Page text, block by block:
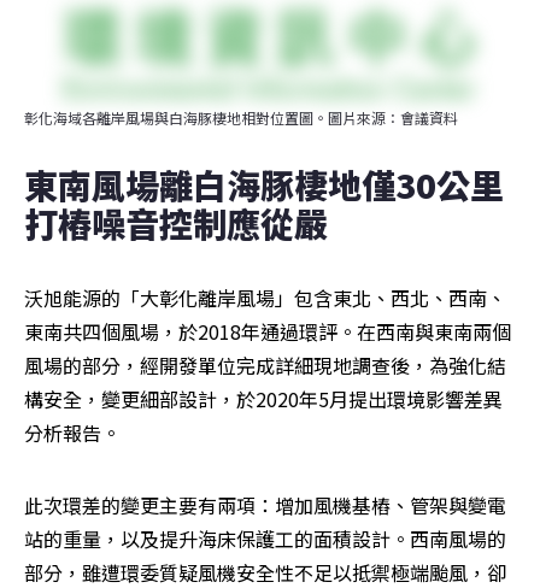
彰化海域各離岸風場與白海豚棲地相對位置圖。圖片來源：會議資料
東南風場離白海豚棲地僅30公里
打樁噪音控制應從嚴
沃旭能源的「大彰化離岸風場」包含東北、西北、西南、
東南共四個風場，於2018年通過環評。在西南與東南兩個
風場的部分，經開發單位完成詳細現地調查後，為強化結
構安全，變更細部設計，於2020年5月提出環境影響差異
分析報告。
此次環差的變更主要有兩項：增加風機基樁、管架與變電
站的重量，以及提升海床保護工的面積設計。西南風場的
部分，雖遭環委質疑風機安全性不足以抵禦極端颱風，卻